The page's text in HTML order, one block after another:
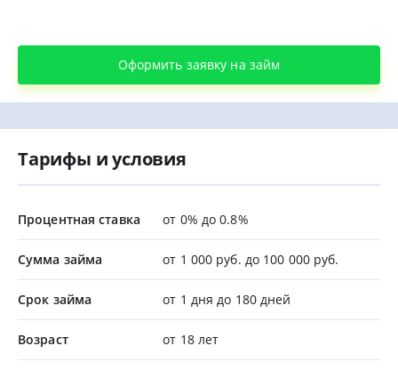
Оформить заявку на займ
Тарифы и условия
Процентная ставка от 0% до 0.8%
Сумма займа от 1 000 руб. до 100 000 руб.
Срок займа от 1 дня до 180 дней
Возраст от 18 лет